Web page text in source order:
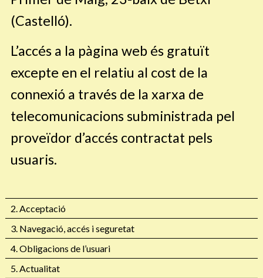
(Castelló).
L’accés a la pàgina web és gratuït
excepte en el relatiu al cost de la
connexió a través de la xarxa de
telecomunicacions subministrada pel
proveïdor d’accés contractat pels
usuaris.
2. Acceptació
3. Navegació, accés i seguretat
4. Obligacions de l’usuari
5. Actualitat